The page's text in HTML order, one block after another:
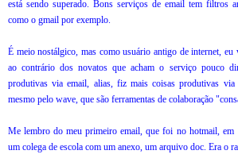
está sendo superado. Bons serviços de email tem filtros
como o gmail por exemplo.
É meio nostálgico, mas como usuário antigo de internet,
ao contrário dos novatos que acham o serviço pouco
produtivas via email, alias, fiz mais coisas produtivas
mesmo pelo wave, que são ferramentas de colaboração
Me lembro do meu primeiro email, que foi no hotmail, em
um colega de escola com um anexo, um arquivo doc. Era o